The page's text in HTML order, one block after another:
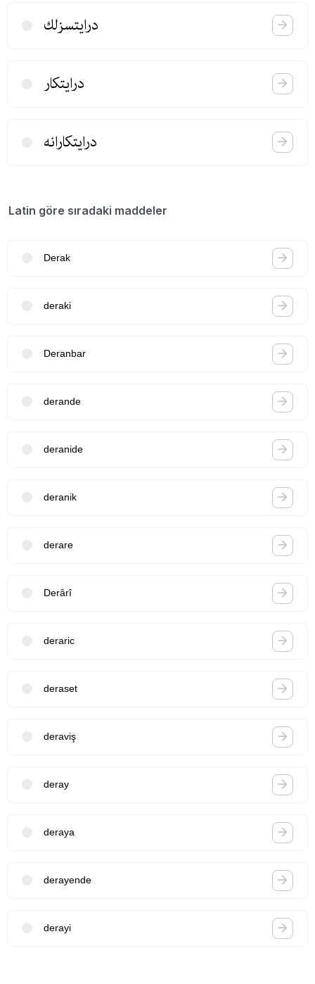
درایتسزلك
درایتكار
درایتكارانه
Latin göre sıradaki maddeler
Derak
deraki
Deranbar
derande
deranide
deranik
derare
Derârî
deraric
deraset
deraviş
deray
deraya
derayende
derayi